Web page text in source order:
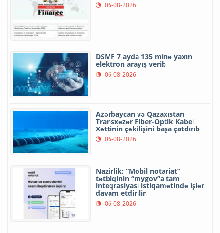
06-08-2026
DSMF 7 ayda 135 minə yaxın
elektron arayış verib
06-08-2026
Azərbaycan və Qazaxıstan
Transxəzər Fiber-Optik Kabel
Xəttinin çəkilişini başa çatdırıb
06-08-2026
Nazirlik: “Mobil notariat”
tətbiqinin “mygov”a tam
inteqrasiyası istiqamətində işlər
davam etdirilir
06-08-2026